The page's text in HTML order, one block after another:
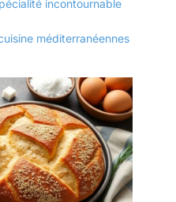
incontournable
méditerranéennes